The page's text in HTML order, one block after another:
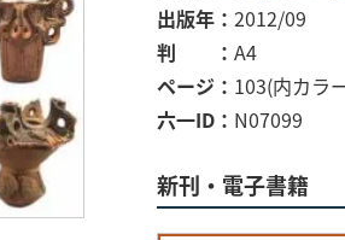
出版年
2012/09
判
A4
ページ
103(内カラ
六一ID
N07099
新刊・電子書籍